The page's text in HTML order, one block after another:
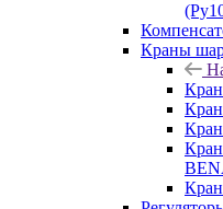
Краны